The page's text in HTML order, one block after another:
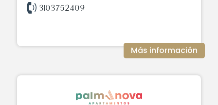
3103752409
Más información